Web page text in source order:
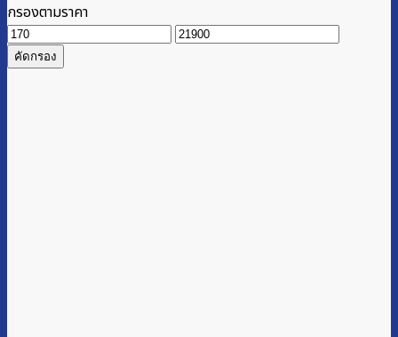
กรองตามราคา
ราคา
ต่ำ
สุด
ราคา
คัดกรอง